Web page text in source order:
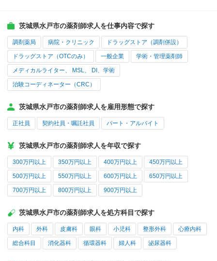
茨城県水戸市の薬剤師求人を仕事内容で探す
調剤薬局 病院・クリニック ドラッグストア（調剤併設）
ドラッグストア（OTCのみ） 一般企業 学術・管理薬剤師
メディカルライター、 MSL、 DI、学術
治験コーディネーター（CRC）
茨城県水戸市の薬剤師求人を雇用形態で探す
正社員 契約社員・嘱託社員 パート・アルバイト
茨城県水戸市の薬剤師求人を年収で探す
300万円以上 350万円以上 400万円以上 450万円以上
500万円以上 550万円以上 600万円以上 650万円以上
700万円以上 800万円以上 900万円以上
茨城県水戸市の薬剤師求人を処方科目で探す
内科 外科 皮膚科 眼科 小児科 整形外科 心療内科
総合科目 消化器科 循環器科 婦人科 泌尿器科